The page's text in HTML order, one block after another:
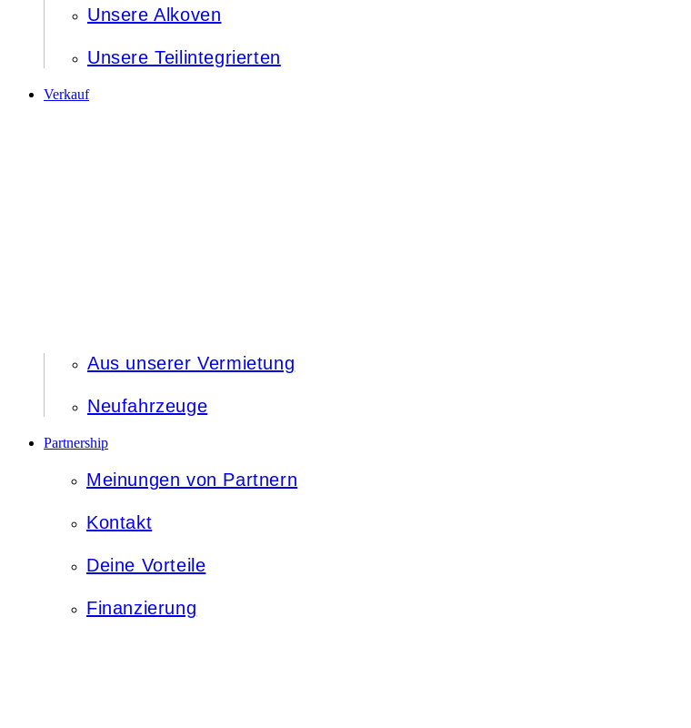
Unsere Alkoven
Unsere Teilintegrierten
Verkauf
Aus unserer Vermietung
Neufahrzeuge
Partnership
Meinungen von Partnern
Kontakt
Deine Vorteile
Finanzierung